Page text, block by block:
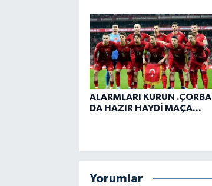
ALARMLARI KURUN .ÇORBA
DA HAZIR HAYDİ MAÇA...
Yorumlar